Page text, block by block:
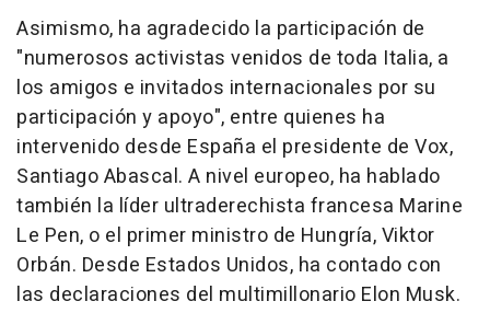
Asimismo, ha agradecido la participación de
"numerosos activistas venidos de toda Italia, a
los amigos e invitados internacionales por su
participación y apoyo", entre quienes ha
intervenido desde España el presidente de Vox,
Santiago Abascal. A nivel europeo, ha hablado
también la líder ultraderechista francesa Marine
Le Pen, o el primer ministro de Hungría, Viktor
Orbán. Desde Estados Unidos, ha contado con
las declaraciones del multimillonario Elon Musk.